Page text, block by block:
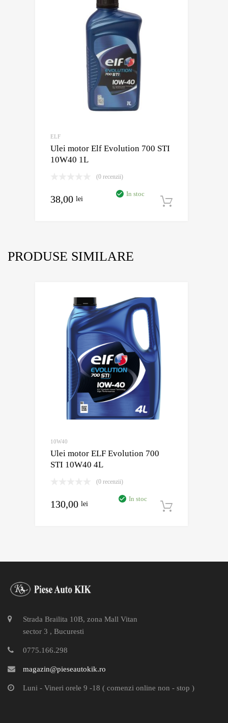
ELF
Ulei motor Elf Evolution 700 STI
10W40 1L
(0 recenzii)
38,00 lei
In stoc
PRODUSE SIMILARE
10W40
Ulei motor ELF Evolution 700
STI 10W40 4L
(0 recenzii)
130,00 lei
In stoc
Strada Brailita 10B, zona Mall Vitan
sector 3 , Bucuresti
0775.166.298
magazin@pieseautokik.ro
Luni - Vineri orele 9 -18 ( comenzi online non - stop )